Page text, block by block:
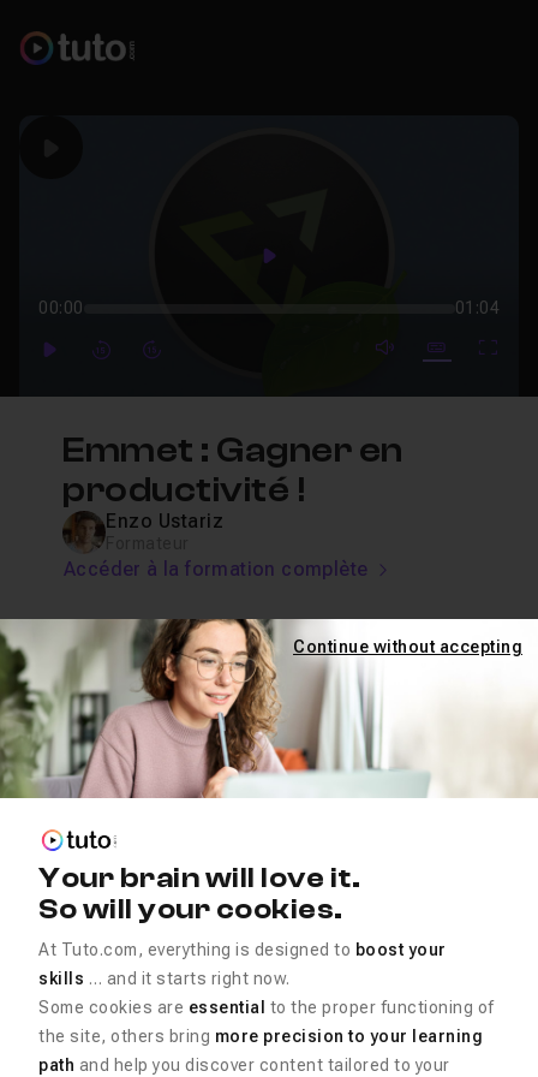
Play
00:00 01:04
PlayForwardForward mute video
Subtitles
Emmet : Gagner en
productivité !
Enzo Ustariz
Accéder à la formation complète